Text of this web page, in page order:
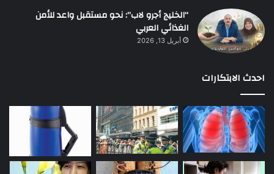
“الخليج أجرو لاب”: نحو مستقبل واعد للأمن
الغذائي العربي
أبريل 13, 2026
احدث الابتكارات